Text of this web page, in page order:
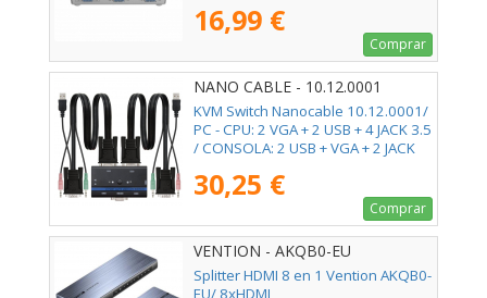
16,99 €
Comprar
NANO CABLE - 10.12.0001
KVM Switch Nanocable 10.12.0001/
PC - CPU: 2 VGA + 2 USB + 4 JACK 3.5
/ CONSOLA: 2 USB + VGA + 2 JACK
30,25 €
Comprar
VENTION - AKQB0-EU
Splitter HDMI 8 en 1 Vention AKQB0-